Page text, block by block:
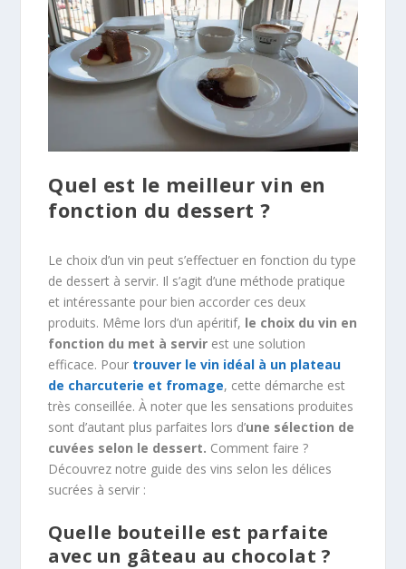
Quel est le meilleur vin en
fonction du dessert ?
Le choix d’un vin peut s’effectuer en fonction du type
de dessert à servir. Il s’agit d’une méthode pratique
et intéressante pour bien accorder ces deux
produits. Même lors d’un apéritif, le choix du vin en
fonction du met à servir est une solution
efficace. Pour trouver le vin idéal à un plateau
de charcuterie et fromage, cette démarche est
très conseillée. À noter que les sensations produites
sont d’autant plus parfaites lors d’une sélection de
cuvées selon le dessert. Comment faire ?
Découvrez notre guide des vins selon les délices
sucrées à servir :
Quelle bouteille est parfaite
avec un gâteau au chocolat ?